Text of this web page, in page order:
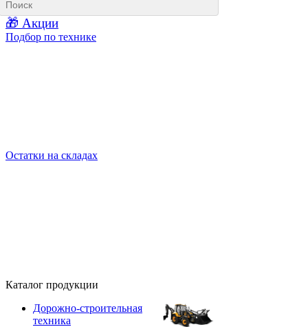
🎁 Акции
Подбор по технике
Остатки на складах
Каталог продукции
Дорожно-строительная
техника